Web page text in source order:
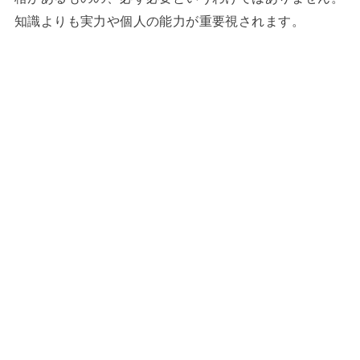
知識よりも実力や個人の能力が重要視されます。